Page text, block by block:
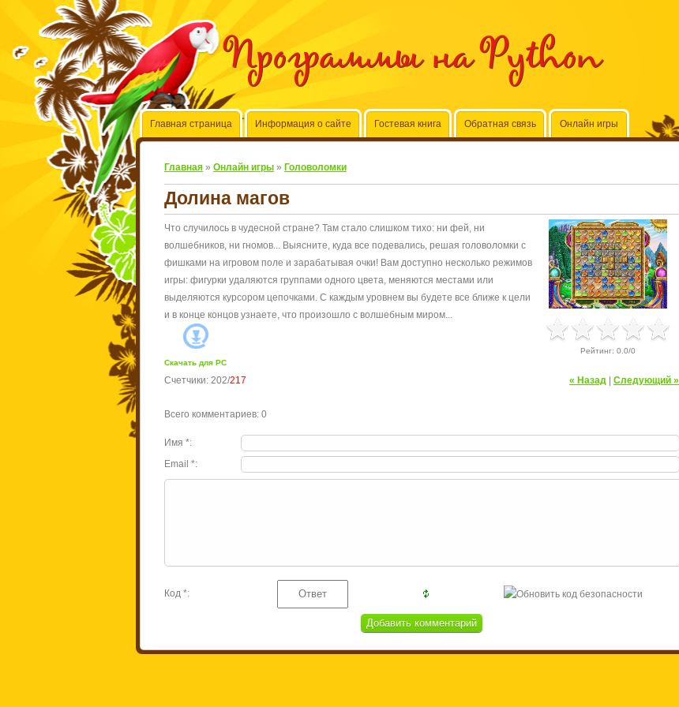
Программы на Python
Главная страница Информация о сайте Гостевая книга Обратная связь Онлайн игры
Главная » Онлайн игры » Головоломки
Долина магов
Что случилось в чудесной стране? Там стало слишком тихо: ни фей, ни
волшебников, ни гномов... Выясните, куда все подевались, решая головоломки с
фишками на игровом поле и зарабатывая очки! Вам доступно несколько режимов
игры: фигурки удаляются группами одного цвета, меняются местами или
выделяются курсором цепочками. С каждым уровнем вы будете все ближе к цели
и в конце концов узнаете, что произошло с волшебным миром...
Скачать для PC
Рейтинг: 0.0/0
« Назад Следующий »
Счетчики: 202/217
Всего комментариев: 0
Имя *:
Email *:
Код *: